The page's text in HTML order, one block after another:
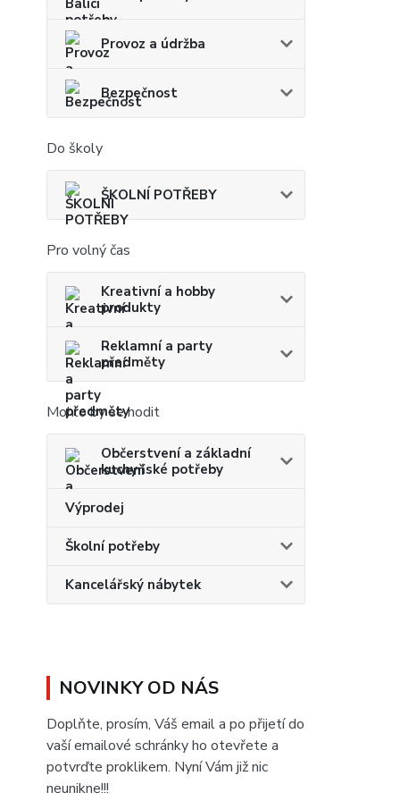
Provoz a údržba
Bezpečnost
Do školy
ŠKOLNÍ POTŘEBY
Pro volný čas
Kreativní a hobby
produkty
Reklamní a party
předměty
Mohlo by se hodit
Občerstvení a základní
kuchyňské potřeby
Výprodej
Školní potřeby
Kancelářský nábytek
NOVINKY OD NÁS
Doplňte, prosím, Váš email a po přijetí do
vaší emailové schránky ho otevřete a
potvrďte proklikem. Nyní Vám již nic
neunikne!!!